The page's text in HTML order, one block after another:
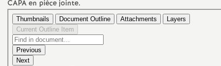
e
CAPAen pièce jointe.